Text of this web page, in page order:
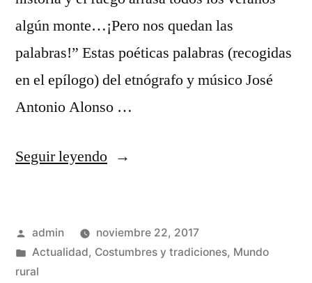
algún monte…¡Pero nos quedan las
palabras!” Estas poéticas palabras (recogidas
en el epílogo) del etnógrafo y músico José
Antonio Alonso …
Seguir leyendo«Vocabulario
Publicado
por
admin
noviembre 22, 2017
Publicado
en
Actualidad, Costumbres y tradiciones, Mundo
rural